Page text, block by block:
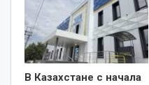
В Казахстане с начала